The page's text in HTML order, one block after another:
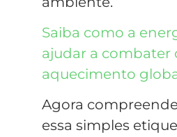
Saiba como a
ajudar a combater
aquecimento
Agora
essa simples